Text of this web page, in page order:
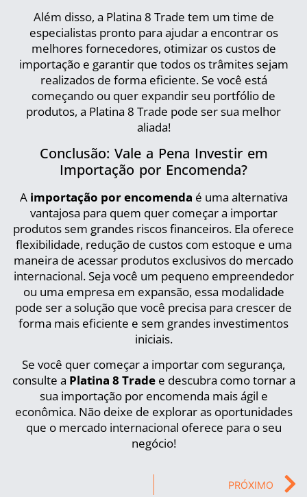
Além disso, a Platina 8 Trade tem um time de
especialistas pronto para ajudar a encontrar os
melhores fornecedores, otimizar os custos de
importação e garantir que todos os trâmites sejam
realizados de forma eficiente. Se você está
começando ou quer expandir seu portfólio de
produtos, a Platina 8 Trade pode ser sua melhor
aliada!
Conclusão: Vale a Pena Investir em
Importação por Encomenda?
A importação por encomenda é uma alternativa
vantajosa para quem quer começar a importar
produtos sem grandes riscos financeiros. Ela oferece
flexibilidade, redução de custos com estoque e uma
maneira de acessar produtos exclusivos do mercado
internacional. Seja você um pequeno empreendedor
ou uma empresa em expansão, essa modalidade
pode ser a solução que você precisa para crescer de
forma mais eficiente e sem grandes investimentos
iniciais.
Se você quer começar a importar com segurança,
consulte a Platina 8 Tradee descubra como tornar a
sua importação por encomenda mais ágil e
econômica. Não deixe de explorar as oportunidades
que o mercado internacional oferece para o seu
negócio!
PRÓXIMO